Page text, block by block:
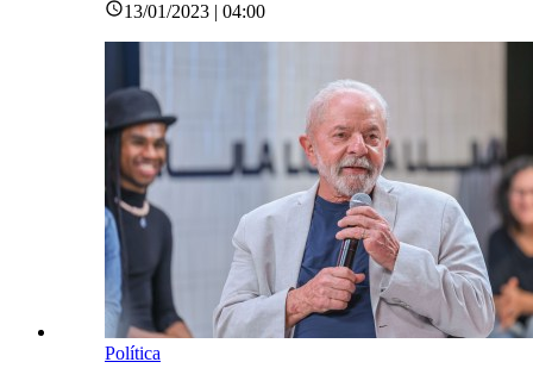
13/01/2023 | 04:00
Política